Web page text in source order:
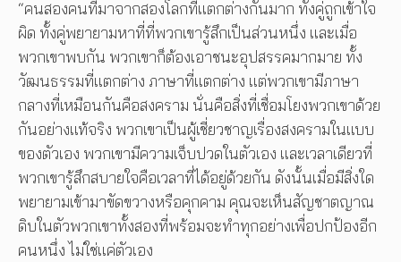
“คนสองคนที่มาจากสองโลกที่แตกต่างกันมาก ทั้งคู่ถูกเข้าใจ
ผิด ทั้งคู่พยายามหาที่ที่พวกเขารู้สึกเป็นส่วนหนึ่ง และเมื่อ
พวกเขาพบกัน พวกเขาก็ต้องเอาชนะอุปสรรคมากมาย ทั้ง
วัฒนธรรมที่แตกต่าง ภาษาที่แตกต่าง แต่พวกเขามีภาษา
กลางที่เหมือนกันคือสงคราม นั่นคือสิ่งที่เชื่อมโยงพวกเขาด้วย
กันอย่างแท้จริง พวกเขาเป็นผู้เชี่ยวชาญเรื่องสงครามในแบบ
ของตัวเอง พวกเขามีความเจ็บปวดในตัวเอง และเวลาเดียวที่
พวกเขารู้สึกสบายใจคือเวลาที่ได้อยู่ด้วยกัน ดังนั้นเมื่อมีสิ่งใด
พยายามเข้ามาขัดขวางหรือคุกคาม คุณจะเห็นสัญชาตญาณ
ดิบในตัวพวกเขาทั้งสองที่พร้อมจะทำทุกอย่างเพื่อปกป้องอีก
คนหนึ่ง ไม่ใช่แค่ตัวเอง